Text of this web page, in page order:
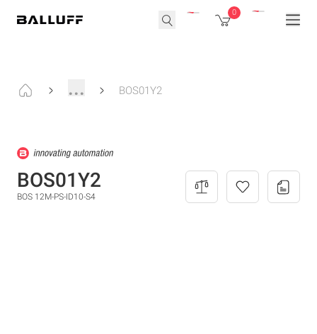
0
... BOS01Y2
BOS01Y2
BOS 12M-PS-ID10-S4